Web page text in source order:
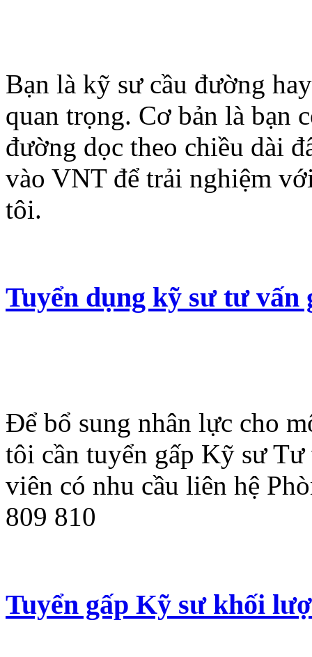
Bạn là kỹ sư cầu đường
quan trọng. Cơ bản là bạn
đường dọc theo chiều dài
vào VNT để trải nghiệm
tôi.
Tuyển dụng kỹ sư tư vấn
Để bổ sung nhân lực cho
tôi cần tuyển gấp Kỹ sư
viên có nhu cầu liên hệ
809 810
Tuyển gấp Kỹ sư khối